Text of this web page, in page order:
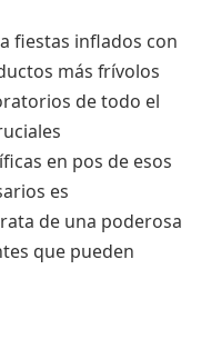
fiestas inflados con
más frívolos
de todo el
en pos de esos
es
de una poderosa
que pueden